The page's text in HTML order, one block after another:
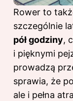
Rower to
szczególnie
pół godziny,
i pięknymi
prowadzą
sprawia, że
ale i pełna